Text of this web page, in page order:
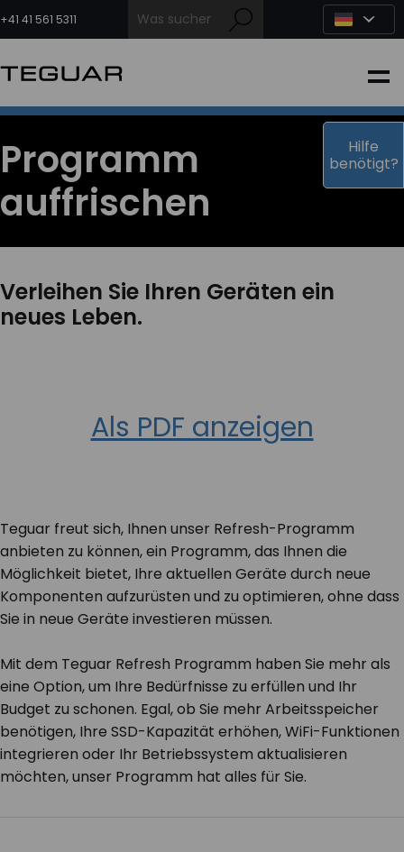
Inhalt
springen
+41 41 561 5311
INDUSTRIE
MEDIZIN
OEM LÖSUNGEN
PARTNER
Programm
auffrischen
Verleihen Sie Ihren Geräten ein
neues Leben.
Als PDF anzeigen
Teguar freut sich, Ihnen unser Refresh-Programm
anbieten zu können, ein Programm, das Ihnen die
Möglichkeit bietet, Ihre aktuellen Geräte durch neue
Komponenten aufzurüsten und zu optimieren, ohne dass
Sie in neue Geräte investieren müssen.
Mit dem Teguar Refresh Programm haben Sie mehr als
eine Option, um Ihre Bedürfnisse zu erfüllen und Ihr
Budget zu schonen. Egal, ob Sie mehr Arbeitsspeicher
benötigen, Ihre SSD-Kapazität erhöhen, WiFi-Funktionen
integrieren oder Ihr Betriebssystem aktualisieren
möchten, unser Programm hat alles für Sie.
Hilfe
benötigt?